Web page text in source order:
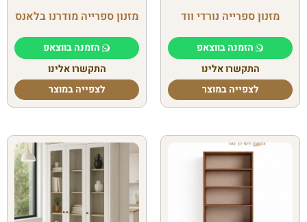
מזנון ספרייה נורדי ווד
הזמנה בווצאפ
התקשרו אלינו
לצפייה במוצר
מזנון ספרייה מודרנו בלאנס
הזמנה בווצאפ
התקשרו אלינו
לצפייה במוצר